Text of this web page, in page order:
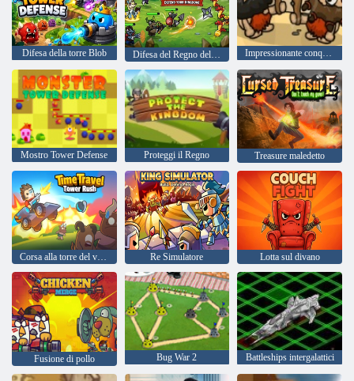
Difesa della torre Blob Difesa del Regno della Talpa Impressionante conquista
Mostro Tower Defense Proteggi il Regno Treasure maledetto
Corsa alla torre del viaggio nel tempo Re Simulatore Lotta sul divano
Fusione di pollo Bug War 2 Battleships intergalattici